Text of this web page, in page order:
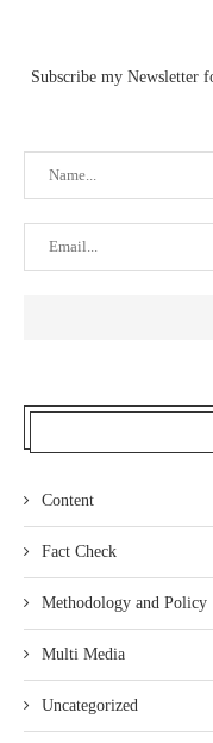
Subscribe my Newsletter
Content
Fact Check
Methodology and Policy
Multi Media
Uncategorized